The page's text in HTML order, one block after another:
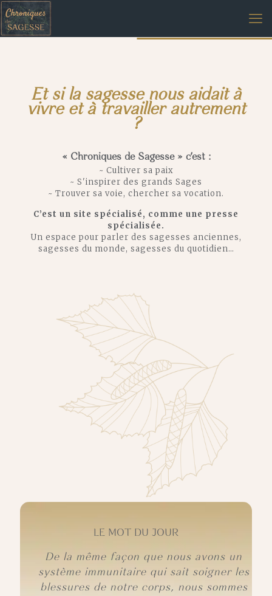
Et si la sagesse nous aidait à
vivre et à travailler autrement
?
« Chroniques de Sagesse » c'est :
~ Cultiver sa paix
~ S'inspirer des grands Sages
~ Trouver sa voie, chercher sa vocation.
C’est un site spécialisé, comme une presse
spécialisée.
Un espace pour parler des sagesses anciennes,
sagesses du monde, sagesses du quotidien…
LE MOT DU JOUR
De la même façon que nous avons un
système immunitaire qui sait soigner les
blessures de notre corps, nous sommes